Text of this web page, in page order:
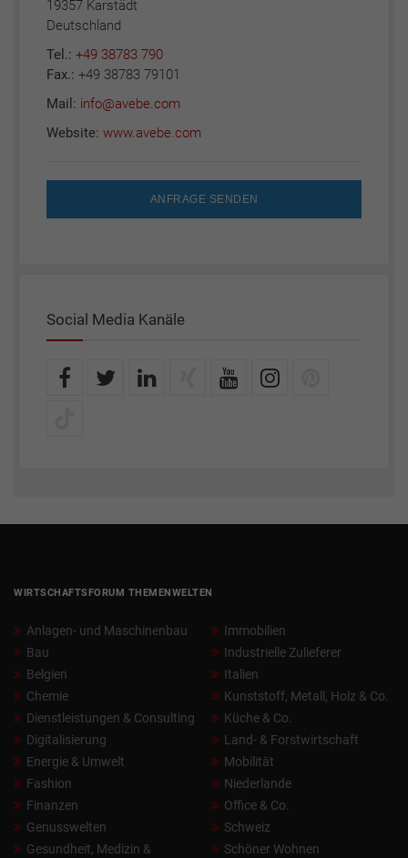
19357 Karstädt
Deutschland
Tel.: +49 38783 790
Fax.: +49 38783 79101
Mail: info@avebe.com
Website: www.avebe.com
ANFRAGE SENDEN
Social Media Kanäle
WIRTSCHAFTSFORUM THEMENWELTEN
Anlagen- und Maschinenbau
Bau
Belgien
Chemie
Dienstleistungen & Consulting
Digitalisierung
Energie & Umwelt
Fashion
Finanzen
Genusswelten
Gesundheit, Medizin &
Immobilien
Industrielle Zulieferer
Italien
Kunststoff, Metall, Holz & Co.
Küche & Co.
Land- & Forstwirtschaft
Mobilität
Niederlande
Office & Co.
Schweiz
Schöner Wohnen